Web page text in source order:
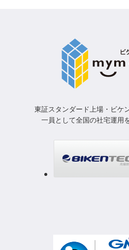
東証スタンダード上場・ビケ
一員として全国の社宅運用